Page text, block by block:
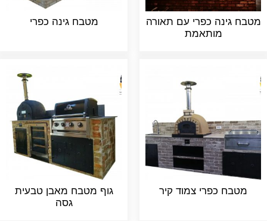
מטבח גינה כפרי עם תאורה
מותאמת
מטבח גינה כפרי
מטבח כפרי צמוד קיר
גוף מטבח מאבן טבעית
גסה